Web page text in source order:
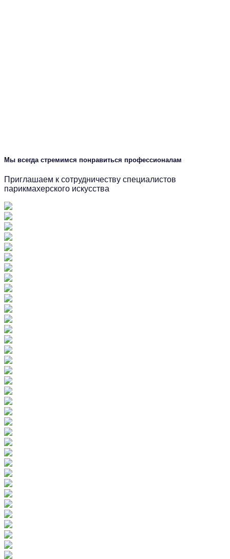
Мы всегда стремимся понравиться профессионалам
Приглашаем к сотрудничеству специалистов
парикмахерского искусства